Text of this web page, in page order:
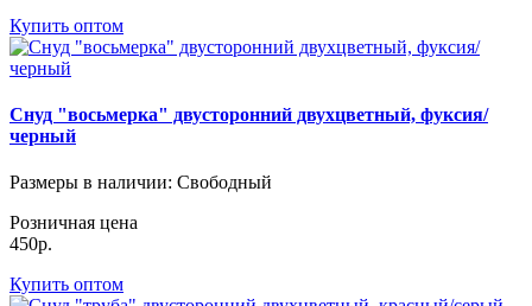
Купить оптом
Снуд "восьмерка" двусторонний двухцветный, фуксия/
черный
Размеры в наличии: Свободный
Розничная цена
450р.
Купить оптом